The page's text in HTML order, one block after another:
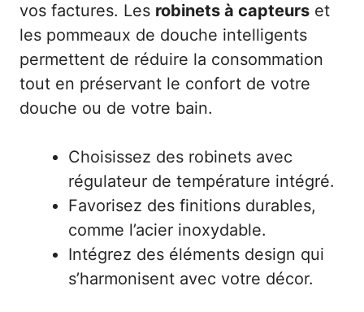
vos factures. Les robinets à capteurs et
les pommeaux de douche intelligents
permettent de réduire la consommation
tout en préservant le confort de votre
douche ou de votre bain.
Choisissez des robinets avec
régulateur de température intégré.
Favorisez des finitions durables,
comme l’acier inoxydable.
Intégrez des éléments design qui
s’harmonisent avec votre décor.